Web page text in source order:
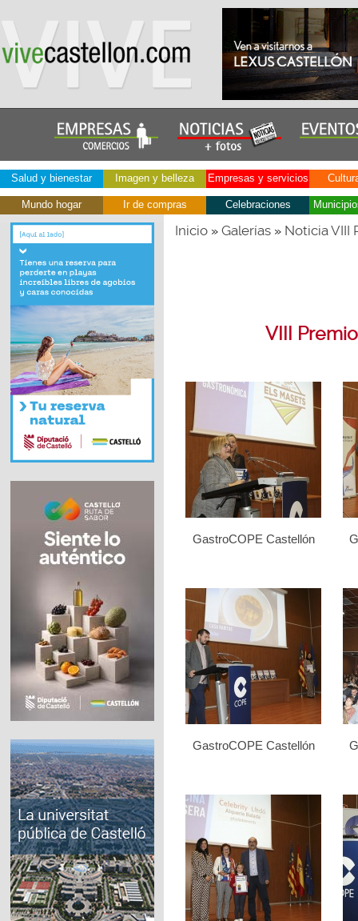
Salud y bienestar Imagen y belleza Empresas y servicios
Mundo hogar Ir de compras Celebraciones
Inicio» Galerías» Noticia VIII
VIII
GastroCOPE Castellón
GastroCOPE Castellón